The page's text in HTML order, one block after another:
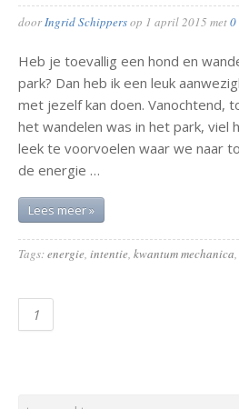
doorIngrid Schippersop 1 april 2015 met0
Heb je toevallig een hond en
park? Dan heb ik een leuk
met jezelf kan doen. Vanochtend,
het wandelen was in het park, viel
leek te voorvoelen waar we naar
de energie …
Lees meer »
Tags:energie, intentie, kwantum mechanica,
1